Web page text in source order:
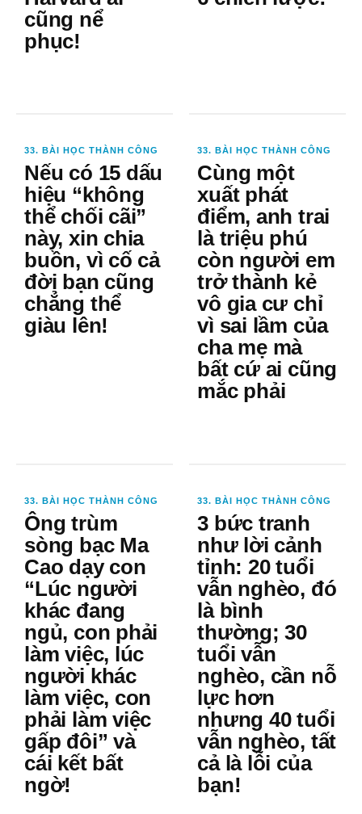
cũng nể
phục!
33. BÀI HỌC THÀNH CÔNG
Nếu có 15 dấu
hiệu “không
thể chối cãi”
này, xin chia
buồn, vì cố cả
đời bạn cũng
chẳng thể
giàu lên!
33. BÀI HỌC THÀNH CÔNG
Cùng một
xuất phát
điểm, anh trai
là triệu phú
còn người em
trở thành kẻ
vô gia cư chỉ
vì sai lầm của
cha mẹ mà
bất cứ ai cũng
mắc phải
33. BÀI HỌC THÀNH CÔNG
Ông trùm
sòng bạc Ma
Cao dạy con
“Lúc người
khác đang
ngủ, con phải
làm việc, lúc
người khác
làm việc, con
phải làm việc
gấp đôi” và
cái kết bất
ngờ!
33. BÀI HỌC THÀNH CÔNG
3 bức tranh
như lời cảnh
tỉnh: 20 tuổi
vẫn nghèo, đó
là bình
thường; 30
tuổi vẫn
nghèo, cần nỗ
lực hơn
nhưng 40 tuổi
vẫn nghèo, tất
cả là lỗi của
bạn!